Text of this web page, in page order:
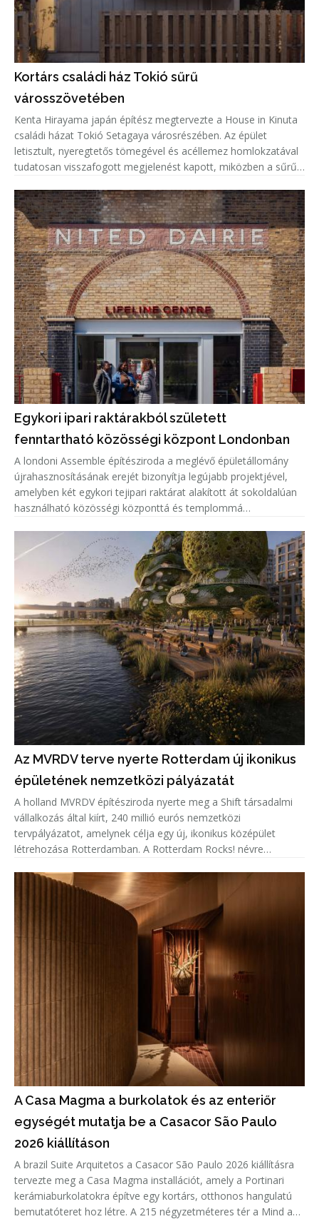
Kortárs családi ház Tokió sűrű
városszövetében
Kenta Hirayama japán építész megtervezte a House in Kinuta
családi házat Tokió Setagaya városrészében. Az épület
letisztult, nyeregtetős tömegével és acéllemez homlokzatával
tudatosan visszafogott megjelenést kapott, miközben a sűrűn
privá
Egykori ipari raktárakból született
fenntartható közösségi központ Londonban
A londoni Assemble építésziroda a meglévő épületállomány
újrahasznosításának erejét bizonyítja legújabb projektjével,
amelyben két egykori tejipari raktárat alakított át sokoldalúan
használható közösségi központtá és templommá
Church és a Community
Az MVRDV terve nyerte Rotterdam új ikonikus
épületének nemzetközi pályázatát
A holland MVRDV építésziroda nyerte meg a Shift társadalmi
vállalkozás által kiírt, 240 millió eurós nemzetközi
tervpályázatot, amelynek célja egy új, ikonikus középület
létrehozása Rotterdamban. A Rotterdam Rocks! névre
jelenik meg a Maas f
A Casa Magma a burkolatok és az enteriőr
egységét mutatja be a Casacor São Paulo
2026 kiállításon
A brazil Suite Arquitetos a Casacor São Paulo 2026 kiállításra
tervezte meg a Casa Magma installációt, amely a Portinari
kerámiaburkolatokra építve egy kortárs, otthonos hangulatú
bemutatóteret hoz létre. A 215 négyzetméteres tér a Mind and